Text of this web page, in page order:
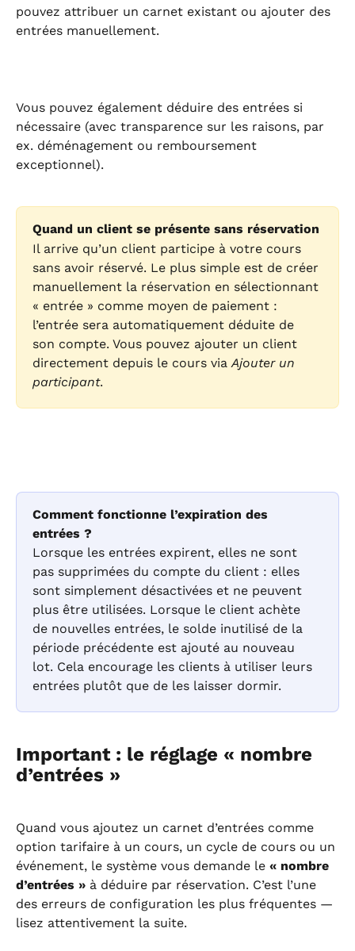
pouvez attribuer un carnet existant ou ajouter des
entrées manuellement.
Vous pouvez également déduire des entrées si
nécessaire (avec transparence sur les raisons, par
ex. déménagement ou remboursement
exceptionnel).
Quand un client se présente sans réservation
Il arrive qu’un client participe à votre cours
sans avoir réservé. Le plus simple est de créer
manuellement la réservation en sélectionnant
« entrée » comme moyen de paiement :
l’entrée sera automatiquement déduite de
son compte. Vous pouvez ajouter un client
directement depuis le cours via Ajouter un
participant.
Comment fonctionne l’expiration des
entrées ?
Lorsque les entrées expirent, elles ne sont
pas supprimées du compte du client : elles
sont simplement désactivées et ne peuvent
plus être utilisées. Lorsque le client achète
de nouvelles entrées, le solde inutilisé de la
période précédente est ajouté au nouveau
lot. Cela encourage les clients à utiliser leurs
entrées plutôt que de les laisser dormir.
Important : le réglage « nombre
d’entrées »
Quand vous ajoutez un carnet d’entrées comme
option tarifaire à un cours, un cycle de cours ou un
événement, le système vous demande le « nombre
d’entrées » à déduire par réservation. C’est l’une
des erreurs de configuration les plus fréquentes —
lisez attentivement la suite.